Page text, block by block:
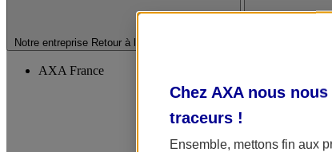
Notre entreprise Retour à la section précédente
AXA France
Chez AXA nous
traceurs !
Ensemble, mettons fin aux